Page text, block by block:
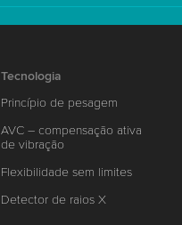
Tecnologia
Princípio de pesagem
AVC – compensação ativa
de vibração
Flexibilidade sem limites
Detector de raios X